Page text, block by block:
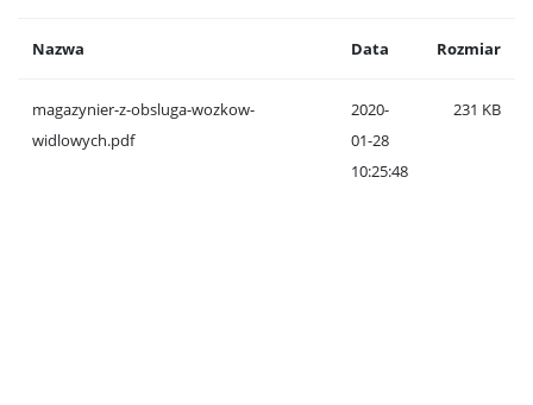
Nazwa Data Rozmiar
magazynier-z-obsluga-wozkow-
widlowych.pdf
2020-
01-28
10:25:48
231 KB